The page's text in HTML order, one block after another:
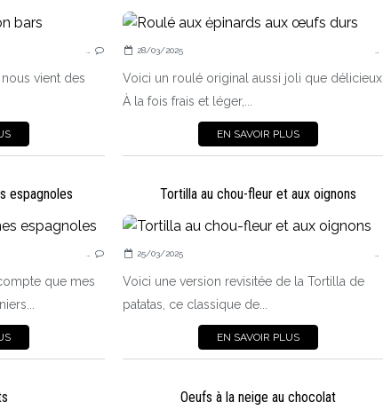
TARTES GALETTES CRUMBLES SUCRÉS
vient des
28/03/2025
Voici un roulé original aussi joli que délicieux.
À la fois frais et léger,...
EN SAVOIR PLUS
espagnoles
GÂTEAUX, PETITS GÂTEAUX
que mes
Tortilla au chou-fleur et aux oignons
25/03/2025
Voici une version revisitée de la Tortilla de
patatas, ce classique de...
EN SAVOIR PLUS
Oeufs à la neige au chocolat